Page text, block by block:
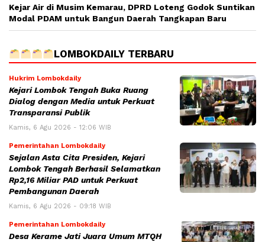
Kejar Air di Musim Kemarau, DPRD Loteng Godok Suntikan
Modal PDAM untuk Bangun Daerah Tangkapan Baru
LOMBOKDAILY TERBARU
Hukrim Lombokdaily
Kejari Lombok Tengah Buka Ruang
Dialog dengan Media untuk Perkuat
Transparansi Publik
Kamis, 6 Agu 2026 - 12:06 WIB
Pemerintahan Lombokdaily
Sejalan Asta Cita Presiden, Kejari
Lombok Tengah Berhasil Selamatkan
Rp2,16 Miliar PAD untuk Perkuat
Pembangunan Daerah
Kamis, 6 Agu 2026 - 09:18 WIB
Pemerintahan Lombokdaily
Desa Kerame Jati Juara Umum MTQH